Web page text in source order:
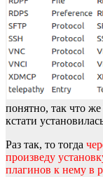
понятно, так что же
кстати
Раз так, то тогда
произведу
плагинов к нему в